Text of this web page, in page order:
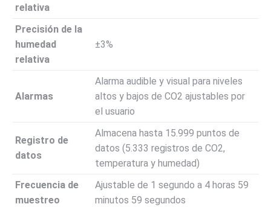
relativa
Precisión de la
humedad
relativa
±3%
Alarmas
Alarma audible y visual para niveles
altos y bajos de CO2 ajustables por
el usuario
Registro de
datos
Almacena hasta 15.999 puntos de
datos (5.333 registros de CO2,
temperatura y humedad)
Frecuencia de
muestreo
Ajustable de 1 segundo a 4 horas 59
minutos 59 segundos